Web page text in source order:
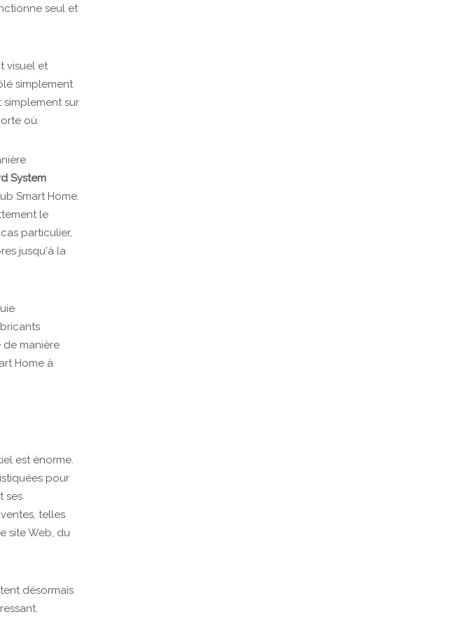
seul et
visuel et
simplement
sur
où.
System
Smart Home.
le
particulier,
jusqu'à la
de manière
Home à
est énorme.
pour
ses
telles
site Web, du
désormais